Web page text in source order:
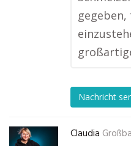
Nachricht
Claudia